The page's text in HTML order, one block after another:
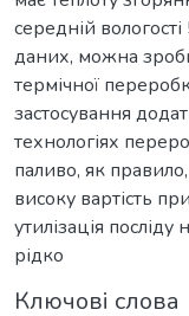
середній
даних, можна
термічної
застосування
технологіях
паливо, як
високу вартість
утилізація
рідко
Ключові слова